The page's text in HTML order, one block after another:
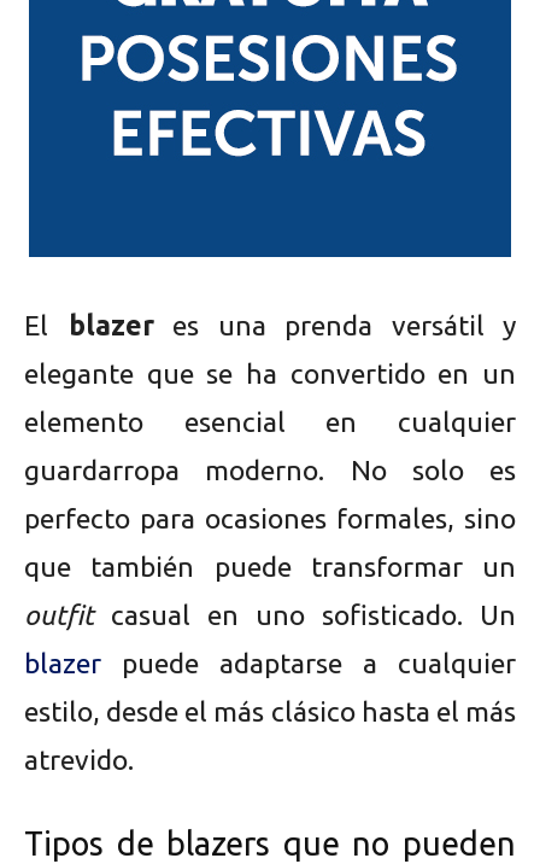
El blazeres una prenda versátil y
elegante que se ha convertido en un
elemento esencial en cualquier
guardarropa moderno. No solo es
perfecto para ocasiones formales, sino
que también puede transformar un
outfitcasual en uno sofisticado. Un
blazer puede adaptarse a cualquier
estilo, desde el más clásico hasta el más
atrevido.
Tipos de blazers que no pueden